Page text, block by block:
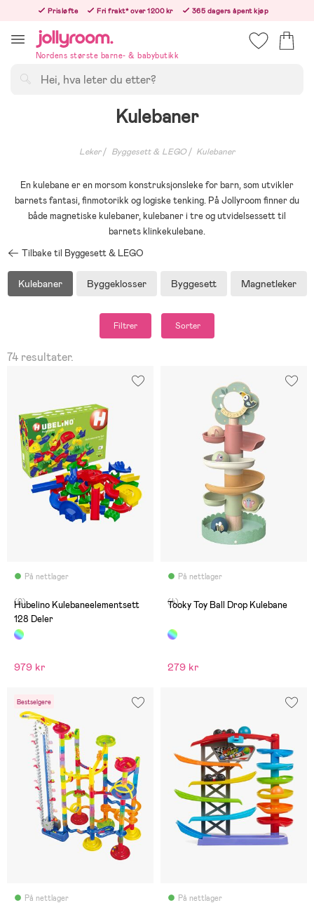
innehållet
Prisløfte Fri frakt* over 1200 kr
365 dagers åpent kjøp
Nordens største barne- & babybutikk
Kulebaner
Leker Byggesett & LEGO Kulebaner
En kulebane er en morsom konstruksjonsleke for barn, som utvikler
barnets fantasi, finmotorikk og logiske tenking. På Jollyroom finner du
både magnetiske kulebaner, kulebaner i tre og utvidelsessett til
barnets klinkekulebane.
Tilbake til Byggesett & LEGO
Kulebaner Byggeklosser Byggesett Magnetleker
Filtrer Sorter
74 resultater.
På nettlager
(0)
Hubelino Kulebaneelementsett
128 Deler
979 kr
På nettlager
(4)
Tooky Toy Ball Drop Kulebane
279 kr
Bestselgere
På nettlager På nettlager